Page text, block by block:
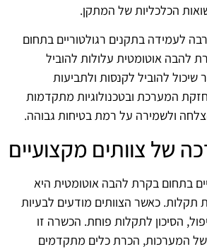
הכלכליות של המתקן.
לעמידה בתקנים רגולטוריים בתחום
להבה אוטומטית עלולות להוביל
שיכול להוביל לקנסות ולתביעות
המערכת ובטכנולוגיות מתקדמות
ולשמירה על רמת בטיחות גבוהה.
של צוותים מקצועיים
בתחום בקרת להבה אוטומטית היא
תקלות. כאשר הצוותים מודעים לבעיות
הסיכון לתקלות פוחת. הכשרה זו
המערכות, הכרת כלים מתקדמים